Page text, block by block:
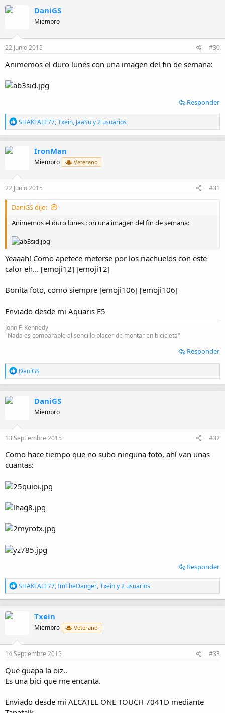
n
s
DaniGS
Miembro
22 Junio 2015 #30
Animemos el duro lunes con una imagen del fin de semana:
Responder
R
e
a
n
e
SHAKTALE77,Txein, JaaSuy 2 usuarios
IronMan
Miembro Veterano
22 Junio 2015 #31
DaniGS dijo:
Animemos el duro lunes con una imagen del fin de semana:
Yeaaah! Como apetece meterse por los riachuelos con este
calor eh... [emoji12] [emoji12]
Bonita foto, como siempre [emoji106] [emoji106]
Enviado desde mi Aquaris E5
John F. Kennedy
"Nada es comparable al sencillo placer de montar en bicicleta"
Responder
R
e
a
n
s
DaniGS
DaniGS
Miembro
13 Septiembre 2015 #32
Como hace tiempo que no subo ninguna foto, ahí van unas
cuantas:
Responder
R
e
a
n
s
SHAKTALE77,ImTheDanger,Txeiny 2 usuarios
Txein
Miembro Veterano
14 Septiembre 2015 #33
Que guapa la oiz..
Es una bici que me encanta.
Enviado desde mi ALCATEL ONE TOUCH 7041D mediante